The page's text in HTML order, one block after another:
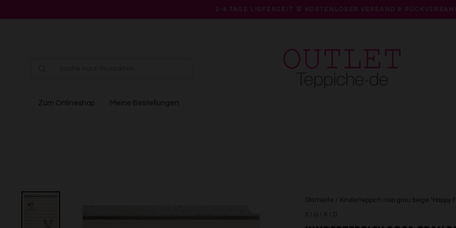
Pause
2-4 TAGE LIEFERZEIT 🛒 KOSTENLOSER VERSAND &
Zum Onlineshop Meine Bestellungen
Startseite / Kinderteppich rosa grau beige "Happy
SIGIKID